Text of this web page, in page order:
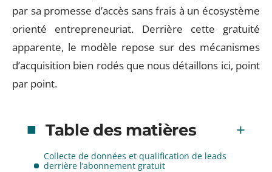
par sa promesse d’accès sans frais à un écosystème
orienté entrepreneuriat. Derrière cette gratuité
apparente, le modèle repose sur des mécanismes
d’acquisition bien rodés que nous détaillons ici, point
par point.
Table des matières
Collecte de données et qualification de leads
derrière l’abonnement gratuit